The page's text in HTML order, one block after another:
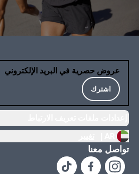
عروض حصرية في البريد الإلكتروني
اشترك
تواصل معنا